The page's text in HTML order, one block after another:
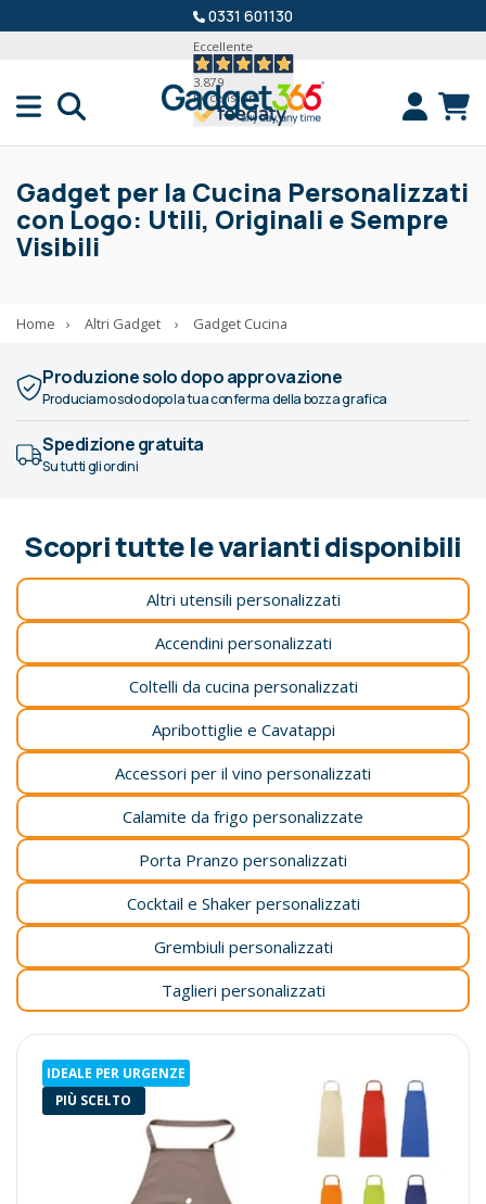
0331 601130
Eccellente
3.879
Recensioni
Gadget per la Cucina Personalizzati
con Logo: Utili, Originali e Sempre
Visibili
Home › Altri Gadget › Gadget Cucina
Produzione solo dopo approvazione
Produciamo solo dopo la tua conferma della bozza grafica
Spedizione gratuita
Su tutti gli ordini
Scopri tutte le varianti disponibili
Altri utensili personalizzati
Accendini personalizzati
Coltelli da cucina personalizzati
Apribottiglie e Cavatappi
Accessori per il vino personalizzati
Calamite da frigo personalizzate
Porta Pranzo personalizzati
Cocktail e Shaker personalizzati
Grembiuli personalizzati
Taglieri personalizzati
IDEALE PER URGENZE
PIÙ SCELTO